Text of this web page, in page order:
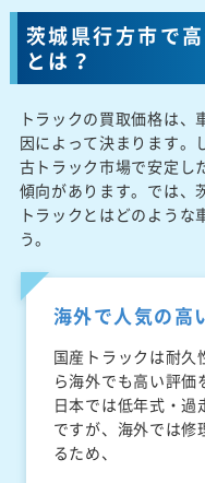
茨城県行方市で
とは？
トラックの買取価格は
因によって決まります。
古トラック市場で安定し
傾向があります。では、
トラックとはどのような
う。
海外で人気の高
国産トラックは耐久
ら海外でも高い評価
日本では低年式・過
ですが、海外では修
るため、